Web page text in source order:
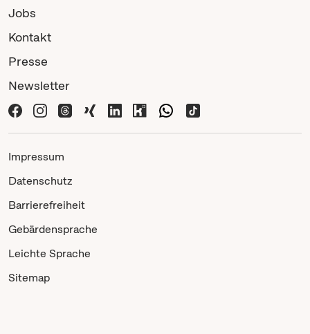
Jobs
Kontakt
Presse
Newsletter
Impressum
Datenschutz
Barrierefreiheit
Gebärdensprache
Leichte Sprache
Sitemap